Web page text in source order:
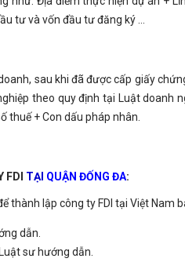
tư và vốn đầu tư đăng ký ...
sau khi đã được cấp giấy
theo quy định tại Luật doanh
thuế + Con dấu pháp nhân.
FDI TẠI QUẬN ĐỐNG ĐA:
thành lập công ty FDI tại Việt Nam
dẫn.
sư hướng dẫn.